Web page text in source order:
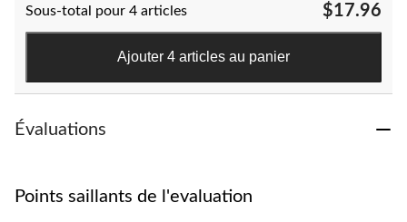
sur
5.
évaluations
Sous-total pour 4 articles $17.96
Ajouter 4 articles au panier
Évaluations
Points saillants de l'evaluation